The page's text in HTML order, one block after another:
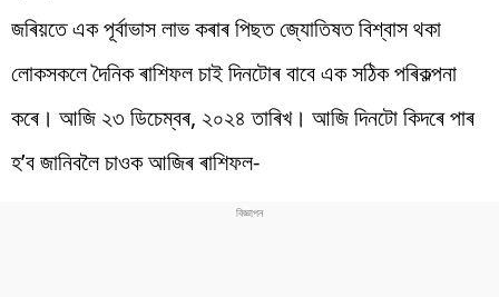
জৰিয়তে এক পূৰ্বাভাস লাভ কৰাৰ পিছত জ্যোতিষত বিশ্বাস থকা
লোকসকলে দৈনিক ৰাশিফল চাই দিনটোৰ বাবে এক সঠিক পৰিকল্পনা
কৰে। আজি ২৩ ডিচেম্বৰ, ২০২৪ তাৰিখ। আজি দিনটো কিদৰে পাৰ
হ’ব জানিবলৈ চাওক আজিৰ ৰাশিফল-